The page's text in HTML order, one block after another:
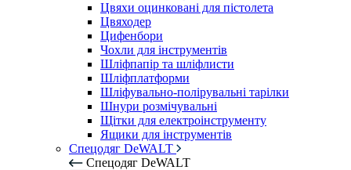
Цвяхи оцинковані для пістолета
Цвяходер
Цифенбори
Чохли для інструментів
Шліфпапір та шліфлисти
Шліфплатформи
Шліфувально-полірувальні тарілки
Шнури розмічувальні
Щітки для електроінструменту
Ящики для інструментів
Спецодяг DeWALT
Спецодяг DeWALT